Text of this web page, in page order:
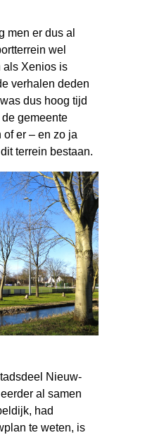
men er dus al
wel
als Xenios is
verhalen deden
dus hoog tijd
gemeente
of er – en zo ja
terrein bestaan.
Nieuw-
al samen
had
te weten, is